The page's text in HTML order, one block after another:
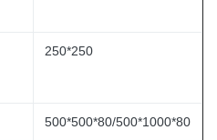
250*250
500*500*80/500*1000*80